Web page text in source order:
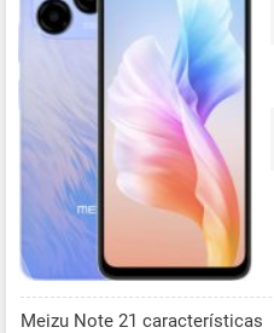
Meizu Note 21 características